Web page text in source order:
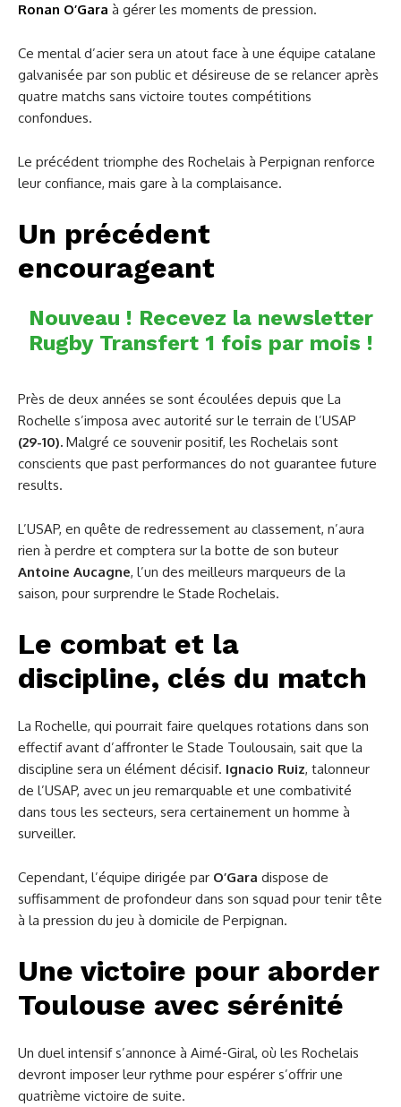
Ronan O’Gara à gérer les moments de pression.
Ce mental d’acier sera un atout face à une équipe catalane
galvanisée par son public et désireuse de se relancer après
quatre matchs sans victoire toutes compétitions
confondues.
Le précédent triomphe des Rochelais à Perpignan renforce
leur confiance, mais gare à la complaisance.
Un précédent
encourageant
Nouveau ! Recevez la newsletter
Rugby Transfert 1 fois par mois !
Près de deux années se sont écoulées depuis que La
Rochelle s’imposa avec autorité sur le terrain de l’USAP
(29-10). Malgré ce souvenir positif, les Rochelais sont
conscients que past performances do not guarantee future
results.
L’USAP, en quête de redressement au classement, n’aura
rien à perdre et comptera sur la botte de son buteur
Antoine Aucagne, l’un des meilleurs marqueurs de la
saison, pour surprendre le Stade Rochelais.
Le combat et la
discipline, clés du match
La Rochelle, qui pourrait faire quelques rotations dans son
effectif avant d’affronter le Stade Toulousain, sait que la
discipline sera un élément décisif. Ignacio Ruiz, talonneur
de l’USAP, avec un jeu remarquable et une combativité
dans tous les secteurs, sera certainement un homme à
surveiller.
Cependant, l’équipe dirigée par O’Gara dispose de
suffisamment de profondeur dans son squad pour tenir tête
à la pression du jeu à domicile de Perpignan.
Une victoire pour aborder
Toulouse avec sérénité
Un duel intensif s’annonce à Aimé-Giral, où les Rochelais
devront imposer leur rythme pour espérer s’offrir une
quatrième victoire de suite.